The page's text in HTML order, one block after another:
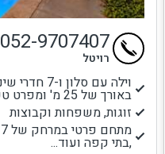
וילה עם
באורך של 25 מ' ומפרט טכני עשיר
זוגות, משפחות וקבוצות
,בתי קפה ועוד...
052-9707407
רויטל